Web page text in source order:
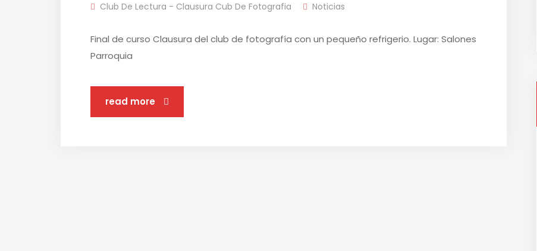
Club De Lectura - Clausura Cub De Fotografia Noticias
Final de curso Clausura del club de fotografía con un pequeño refrigerio. Lugar: Salones
Parroquia
read more